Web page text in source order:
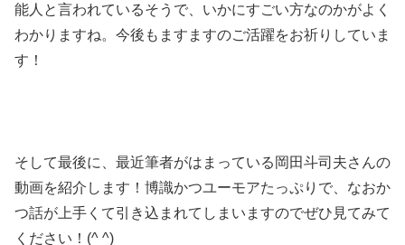
能人と言われているそうで、いかにすごい方なのかがよく
わかりますね。今後もますますのご活躍をお祈りしていま
す！
そして最後に、最近筆者がはまっている岡田斗司夫さんの
動画を紹介します！博識かつユーモアたっぷりで、なおか
つ話が上手くて引き込まれてしまいますのでぜひ見てみて
ください！(^ ^)